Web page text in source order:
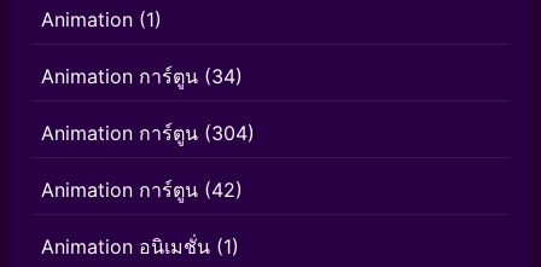
Animation (1)
Animation การ์ตูน (34)
Animation การ์ตูน (304)
Animation การ์ตูน (42)
Animation อนิเมชั่น (1)